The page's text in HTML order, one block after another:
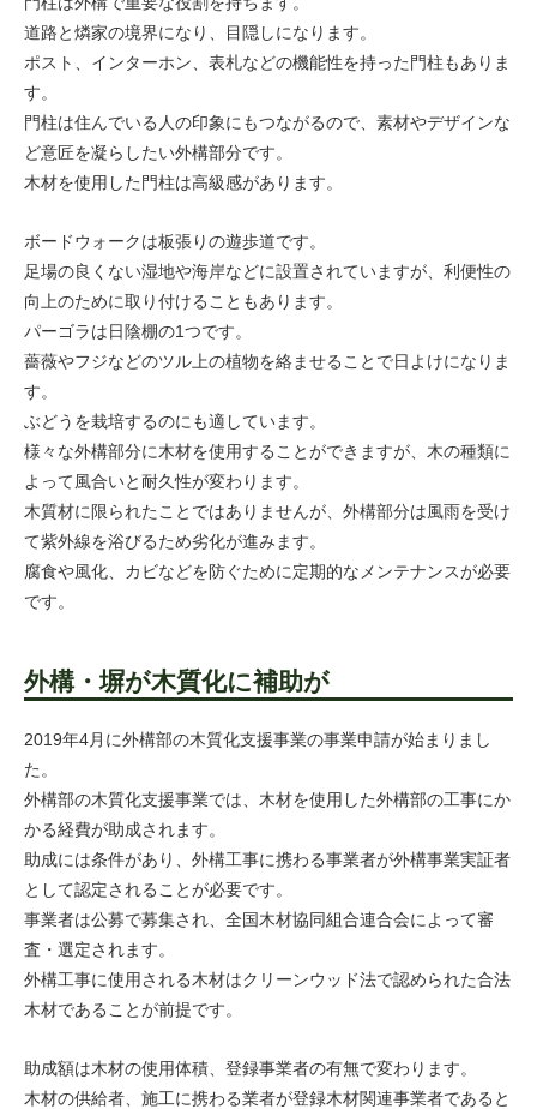
道路と燐家の境界になり、目隠しになります。
ポスト、インターホン、表札などの機能性を持った門柱もありま
す。
門柱は住んでいる人の印象にもつながるので、素材やデザインな
ど意匠を凝らしたい外構部分です。
木材を使用した門柱は高級感があります。
ボードウォークは板張りの遊歩道です。
足場の良くない湿地や海岸などに設置されていますが、利便性の
向上のために取り付けることもあります。
パーゴラは日陰棚の1つです。
薔薇やフジなどのツル上の植物を絡ませることで日よけになりま
す。
ぶどうを栽培するのにも適しています。
様々な外構部分に木材を使用することができますが、木の種類に
よって風合いと耐久性が変わります。
木質材に限られたことではありませんが、外構部分は風雨を受け
て紫外線を浴びるため劣化が進みます。
腐食や風化、カビなどを防ぐために定期的なメンテナンスが必要
です。
外構・塀が木質化に補助が
2019年4月に外構部の木質化支援事業の事業申請が始まりまし
た。
外構部の木質化支援事業では、木材を使用した外構部の工事にか
かる経費が助成されます。
助成には条件があり、外構工事に携わる事業者が外構事業実証者
として認定されることが必要です。
事業者は公募で募集され、全国木材協同組合連合会によって審
査・選定されます。
外構工事に使用される木材はクリーンウッド法で認められた合法
木材であることが前提です。
助成額は木材の使用体積、登録事業者の有無で変わります。
木材の供給者、施工に携わる業者が登録木材関連事業者であると